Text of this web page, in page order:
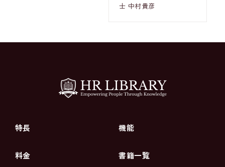
士 中村貴彦
特長 機能
料金 書籍一覧